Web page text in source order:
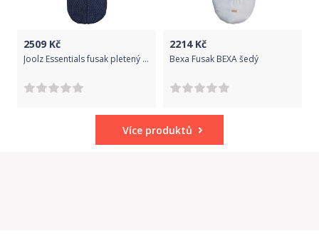
2509 Kč
Joolz Essentials fusak pletený | Blue
2214Kč
Bexa Fusak BEXA šedý
Více produktů